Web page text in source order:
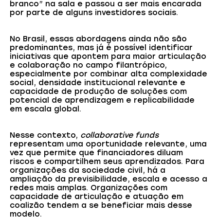
branco” na sala e passou a ser mais encarada
por parte de alguns investidores sociais.
No Brasil, essas abordagens ainda não são
predominantes, mas já é possível identificar
iniciativas que apontem para maior articulação
e colaboração no campo filantrópico,
especialmente por combinar alta complexidade
social, densidade institucional relevante e
capacidade de produção de soluções com
potencial de aprendizagem e replicabilidade
em escala global.
Nesse contexto, collaborative funds
representam uma oportunidade relevante, uma
vez que permite que financiadores diluam
riscos e compartilhem seus aprendizados. Para
organizações da sociedade civil, há a
ampliação da previsibilidade, escala e acesso a
redes mais amplas. Organizações com
capacidade de articulação e atuação em
coalizão tendem a se beneficiar mais desse
modelo.